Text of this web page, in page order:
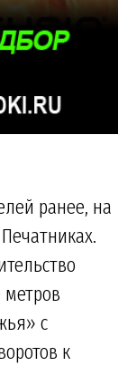
ранее, на
метров
с
к